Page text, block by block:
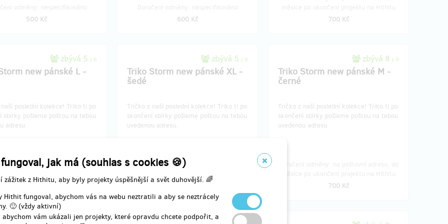
jak má (souhlas s cookies 🍪)
zážitek z Hithitu, aby byly projekty úspěšnější a svět duhovější. 🌈
fungoval, abychom vás na webu neztratili a aby se neztrácely
🙂 (vždy aktivní)
vám ukázali jen projekty, které opravdu chcete podpořit, a
500 Kč
600 Kč
700 Kč
zbývá 5 z 6
new pánské L -
poslední kolekce!​ Triko ti po
sbírky pošleme poštou na tebou
adresu.
odměny: na poštovní adresu, do
zbývá 5 z 6
Triko Storm new pánské XL -
šedé
Tričko z naší poslední kolekce!​ Triko ti po
skončení sbírky pošleme poštou na tebou
uvedenou adresu.
Doručení odměny: na poštovní adresu, do
měsíce po ukončení projektu na Hithitu
700 Kč
zbývá 8 z 9
Triko Storm new pánské M -
černé
Tričko z naší poslední kolekce!​ Triko ti po
skončení sbírky pošleme poštou na tebou
uvedenou adresu.
700 Kč